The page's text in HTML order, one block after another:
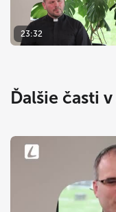
23:32
Ďalšie časti